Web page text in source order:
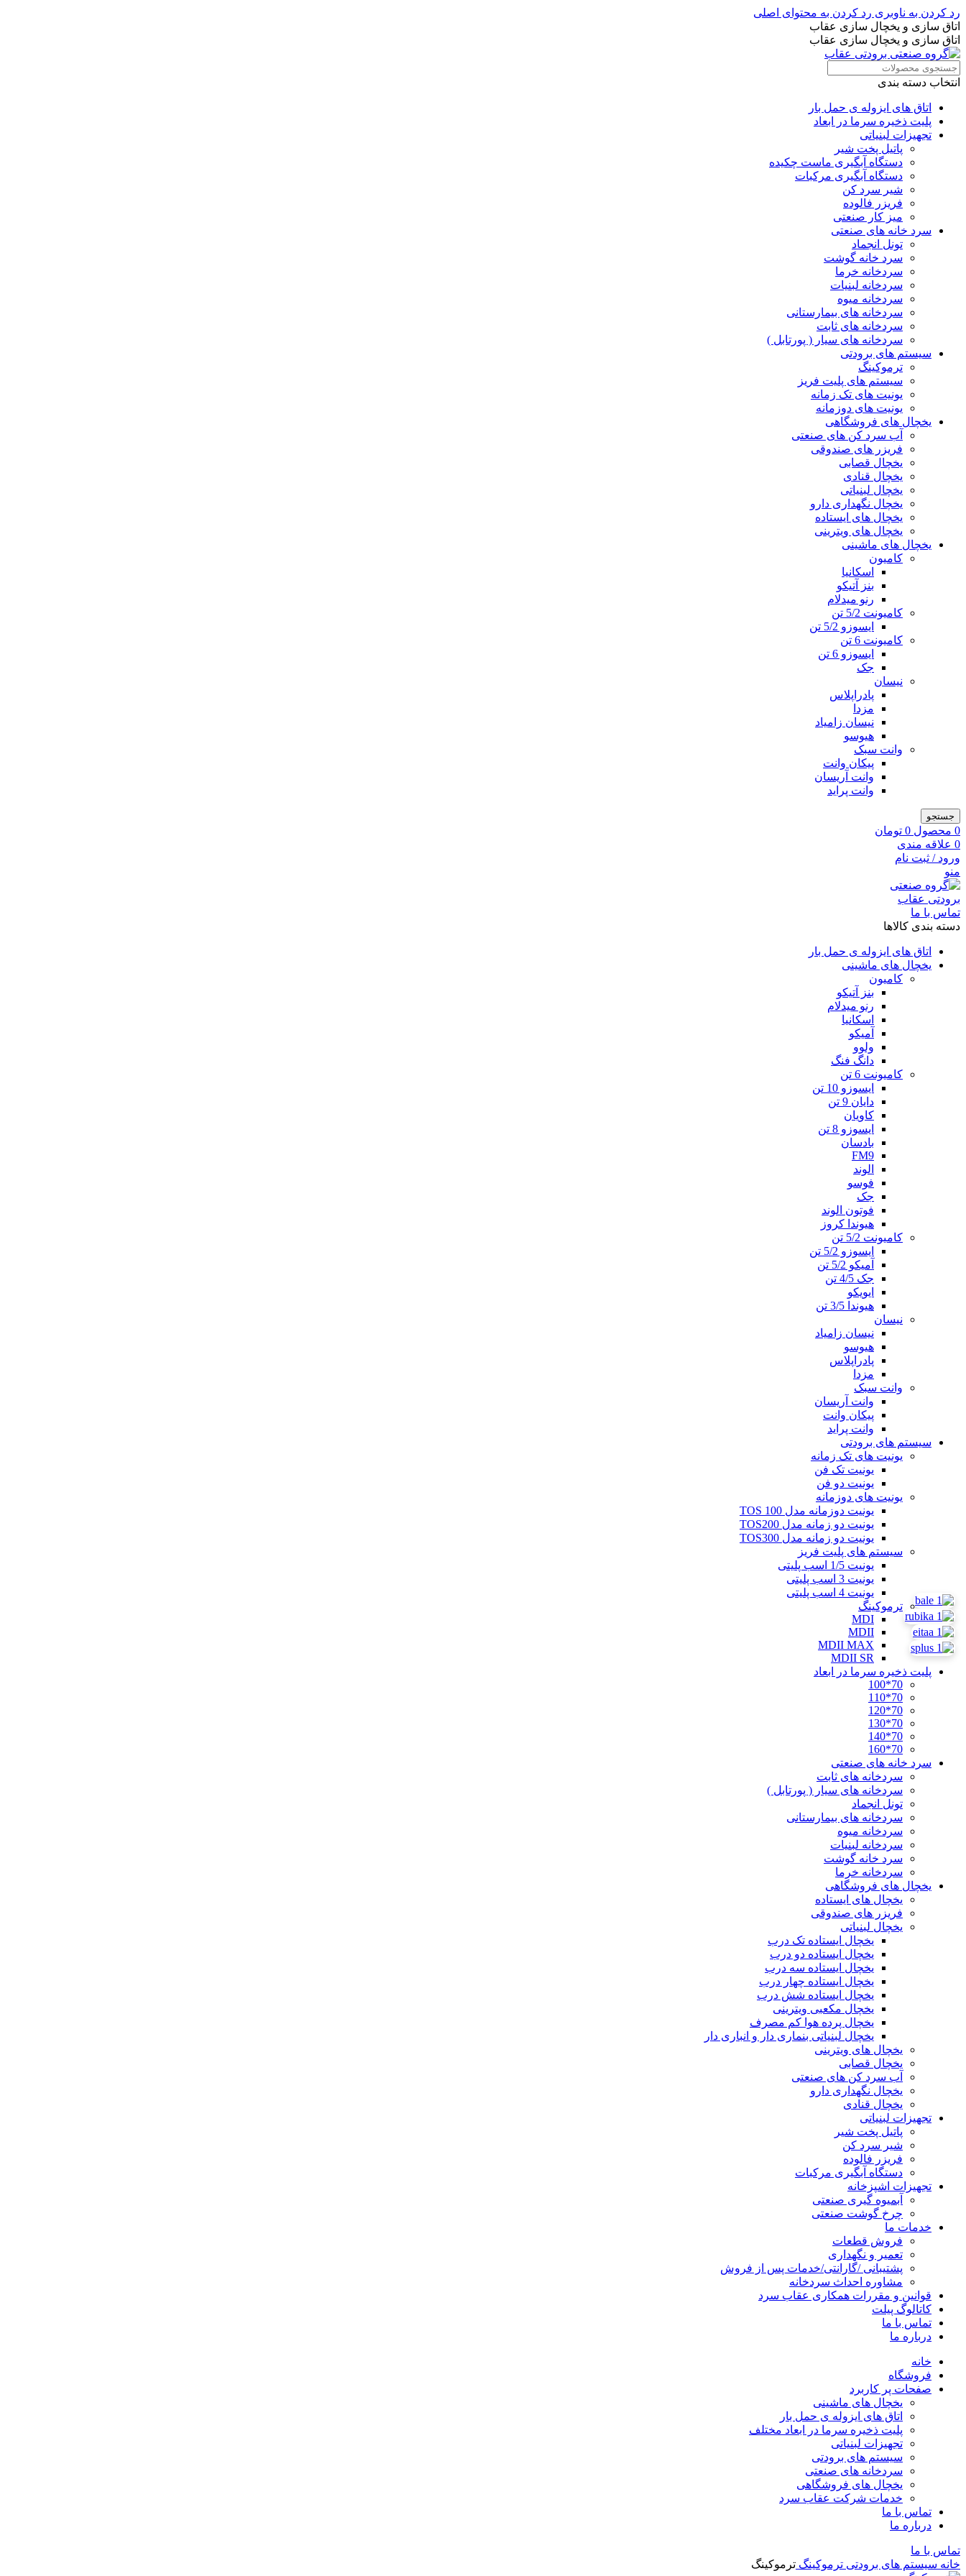
رد کردن به ناوبری رد کردن به محتوای اصلی
اتاق سازی و یخچال سازی عقاب
اتاق سازی و یخچال سازی عقاب
انتخاب دسته بندی
اتاق های ایزوله ی حمل بار
پلیت ذخیره سرما در ابعاد
تجهیزات لبنیاتی
پاتیل پخت شیر
دستگاه آبگیری ماست چکیده
دستگاه آبگیری مرکبات
شیر سرد کن
فریزر فالوده
میز کار صنعتی
سرد خانه های صنعتی
تونل انجماد
سرد خانه گوشت
سردخانه خرما
سردخانه لبنیات
سردخانه میوه
سردخانه های بیمارستانی
سردخانه های ثابت
سردخانه های سیار ( پورتابل )
سیستم های برودتی
ترموکینگ
سیستم های پلیت فریز
یونیت های تک زمانه
یونیت های دوزمانه
یخچال های فروشگاهی
آب سرد کن های صنعتی
فریزر های صندوقی
یخچال قصابی
یخچال قنادی
یخچال لبنیاتی
یخچال نگهداری دارو
یخچال های ایستاده
یخچال های ویترینی
یخچال های ماشینی
کامیون
اسکانیا
بنز آتیکو
رنو میدلام
کامیونت 5/2 تن
ایسوزو 5/2 تن
کامیونت 6 تن
ایسوزو 6 تن
جک
نیسان
پادراپلاس
مزدا
نیسان زامیاد
هیوسو
وانت سبک
پیکان وانت
وانت آریسان
وانت پراید
جستجو
0 محصول 0 تومان
0 علاقه مندی
ورود / ثبت نام
منو
تماس با ما
دسته بندی کالاها
اتاق های ایزوله ی حمل بار
یخچال های ماشینی
کامیون
بنز آتیکو
رنو میدلام
اسکانیا
آمیکو
ولوو
دانگ فنگ
کامیونت 6 تن
ایسوزو 10 تن
دایان 9 تن
کاویان
ایسوزو 8 تن
بادسان
FM9
الوند
فوسو
جک
فوتون الوند
هیوندا کروز
کامیونت 5/2 تن
ایسوزو 5/2 تن
آمیکو 5/2 تن
جک 4/5 تن
ایویکو
هیوندا 3/5 تن
نیسان
نیسان زامیاد
هیوسو
پادراپلاس
مزدا
وانت سبک
وانت آریسان
پیکان وانت
وانت پراید
سیستم های برودتی
یونیت های تک زمانه
یونیت تک فن
یونیت دو فن
یونیت های دوزمانه
یونیت دوزمانه مدل TOS 100
یونیت دو زمانه مدل TOS200
یونیت دو زمانه مدل TOS300
سیستم های پلیت فریز
یونیت 1/5 اسب پلیتی
یونیت 3 اسب پلیتی
یونیت 4 اسب پلیتی
ترموکینگ
MDI
MDII
MDII MAX
MDII SR
پلیت ذخیره سرما در ابعاد
70*100
70*110
70*120
70*130
70*140
70*160
سرد خانه های صنعتی
سردخانه های ثابت
سردخانه های سیار ( پورتابل )
تونل انجماد
سردخانه های بیمارستانی
سردخانه میوه
سردخانه لبنیات
سرد خانه گوشت
سردخانه خرما
یخچال های فروشگاهی
یخچال های ایستاده
فریزر های صندوقی
یخچال لبنیاتی
یخچال ایستاده تک درب
یخچال ایستاده دو درب
یخچال ایستاده سه درب
یخچال ایستاده چهار درب
یخچال ایستاده شش درب
یخچال مکعبی ویترینی
یخچال پرده هوا کم مصرف
یخچال لبنیاتی بنماری دار و انباری دار
یخچال های ویترینی
یخچال قصابی
آب سرد کن های صنعتی
یخچال نگهداری دارو
یخچال قنادی
تجهیزات لبنیاتی
پاتیل پخت شیر
شیر سرد کن
فریزر فالوده
دستگاه آبگیری مرکبات
تجهیزات اشپزخانه
آبمیوه گیری صنعتی
چرخ گوشت صنعتی
خدمات ما
فروش قطعات
تعمیر و نگهداری
پشتیبانی /گارانتی/خدمات پس از فروش
مشاوره احداث سردخانه
قوانین و مقررات همکاری عقاب سرد
کاتالوگ پیلت
تماس با ما
درباره ما
خانه
فروشگاه
صفحات پر کاربرد
یخچال های ماشینی
اتاق های ایزوله ی حمل بار
پلیت ذخیره سرما در ابعاد مختلف
تجهیزات لبنیاتی
سیستم های برودتی
سردخانه های صنعتی
یخچال های فروشگاهی
خدمات شرکت عقاب سرد
تماس با ما
درباره ما
تماس با ما
خانه سیستم های برودتی ترموکینگ ترموکینگ